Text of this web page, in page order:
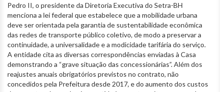
Pedro II, o presidente da Diretoria Executiva do Setra-BH
menciona a lei federal que estabelece que a mobilidade urbana
deve ser orientada pela garantia de sustentabilidade econômica
das redes de transporte público coletivo, de modo a preservar a
continuidade, a universalidade e a modicidade tarifária do serviço.
A entidade cita as diversas correspondências enviadas à Casa
demonstrando a “grave situação das concessionárias”. Além dos
reajustes anuais obrigatórios previstos no contrato, não
concedidos pela Prefeitura desde 2017, e do aumento dos custos